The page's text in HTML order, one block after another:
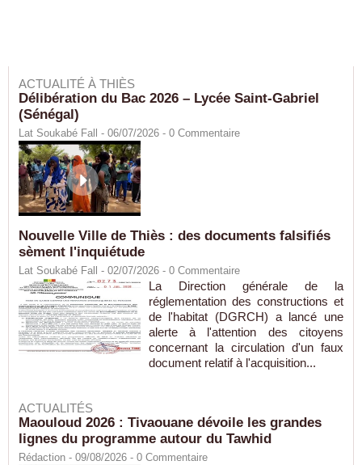
ACTUALITÉ À THIÈS
Délibération du Bac 2026 – Lycée Saint-Gabriel
(Sénégal)
Lat Soukabé Fall - 06/07/2026 - 0 Commentaire
Nouvelle Ville de Thiès : des documents falsifiés
sèment l'inquiétude
Lat Soukabé Fall - 02/07/2026 - 0 Commentaire
La Direction générale de la
réglementation des constructions et
de l'habitat (DGRCH) a lancé une
alerte à l'attention des citoyens
concernant la circulation d'un faux
document relatif à l'acquisition...
ACTUALITÉS
Maouloud 2026 : Tivaouane dévoile les grandes
lignes du programme autour du Tawhid
Rédaction - 09/08/2026 - 0 Commentaire